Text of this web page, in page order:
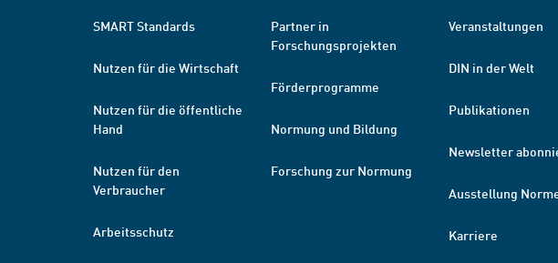
SMART Standards
Nutzen für die Wirtschaft
Nutzen für die öffentliche
Hand
Nutzen für den
Verbraucher
Arbeitsschutz
Partner in
Forschungsprojekten
Förderprogramme
Normung und Bildung
Forschung zur Normung
Veranstaltungen
DIN in der Welt
Publikationen
Newsletter
Ausstellung
Karriere